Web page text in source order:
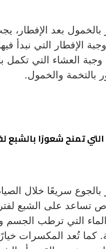
بالخمول بعد
الإفطار التي نبدأ
وجبة العشاء التي تكمل
بالتخمة والخمول.
تمنح شعورًا بالشبع
بالجوع سريعًا خلال
تساعد على الشبع
التي ترطب الجسم
كما تُعد المكسرات